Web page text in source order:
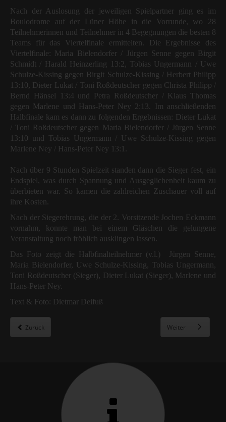
Nach der Auslosung der jeweiligen Spielpartner ging es im
Boulodrome auf der Lüner Höhe in die Vorrunde, wo 28
Teilnehmerinnen und Teilnehmer in 4 Begegnungen die besten 8
Teams für das Viertelfinale ermittelten. Die Ergebnisse des
Viertelfinale: Maria Bielendorfer / Jürgen Senne gegen Birgit
Schmidt / Harald Heinzerling 13:2, Tobias Ungermann / Uwe
Schulze-Kissing gegen Birgit Schulze-Kissing / Herbert Philipp
13:10, Dieter Lukat / Toni Roßdeutscher gegen Christa Philipp /
Bernd Hänsel 13:4 und Petra Roßdeutscher / Klaus Thomas
gegen Marlene und Hans-Peter Ney 2:13. Im anschließenden
Halbfinale kam es dann zu folgenden Ergebnissen: Dieter Lukat
/ Toni Roßdeutscher gegen Maria Bielendorfer / Jürgen Senne
13:10 und Tobias Ungermann / Uwe Schulze-Kissing gegen
Marlene Ney / Hans-Peter Ney 13:1.
Nach über 9 Stunden Spielzeit standen dann die Sieger fest, ein
Endspiel, was durch Spannung und Ausgeglichenheit kaum zu
überbieten war. So kamen die zahlreichen Zuschauer voll auf
ihre Kosten.
Nach der Siegerehrung, die der 2. Vorsitzende Jochen Eckmann
vornahm, konnte man bei einem Gläschen die gelungene
Veranstaltung noch fröhlich ausklingen lassen.
Das Foto zeigt die Halbfinalteilnehmer (v.l.)
Jürgen Senne,
Maria Bielendorfer, Uwe Schulze-Kissing, Tobias Ungermann,
Toni Roßdeutscher (Sieger), Dieter Lukat (Sieger), Marlene und
Hans-Peter Ney.
Text & Foto: Dietmar Deifuß
Zurück Weiter